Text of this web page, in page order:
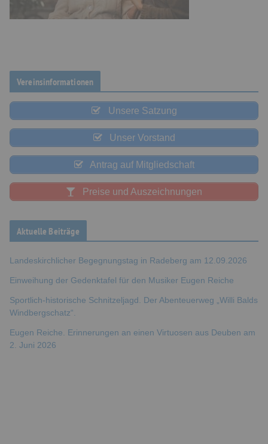
Vereinsinformationen
Unsere Satzung
Unser Vorstand
Antrag auf Mitgliedschaft
Preise und Auszeichnungen
Aktuelle Beiträge
Landeskirchlicher Begegnungstag in Radeberg am 12.09.2026
Einweihung der Gedenktafel für den Musiker Eugen Reiche
Sportlich-historische Schnitzeljagd. Der Abenteuerweg „Willi Balds
Windbergschatz“.
Eugen Reiche. Erinnerungen an einen Virtuosen aus Deuben am
2. Juni 2026